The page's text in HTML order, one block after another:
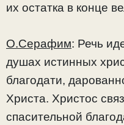
их остатка в конце
О.Серафим: Речь
душах истинных
благодати,
Христа. Христос
спасительной